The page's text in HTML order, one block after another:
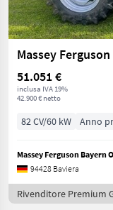
Massey Ferguson
51.051 €
inclusa IVA 19%
42.900 € netto
82 CV/60 kW Anno
Massey Ferguson Bayern
94428 Baviera
Rivenditore Premium